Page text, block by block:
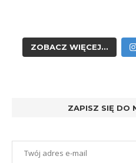
ZOBACZ WIĘCEJ...
ZAPISZ SIĘ DO